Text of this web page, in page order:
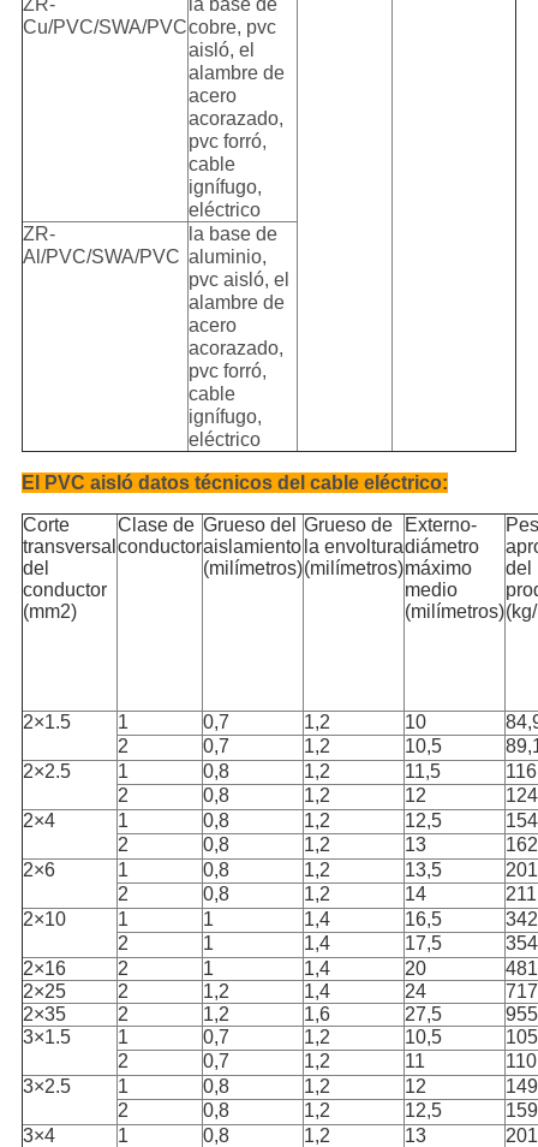
Cu/PVC/SWA/PVCcobre, pvc
aisló, el
alambre de
acero
acorazado,
pvc forró,
cable
ignífugo,
eléctrico
ZR-
Al/PVC/SWA/PVC
la base de
aluminio,
pvc aisló, el
alambre de
acero
acorazado,
pvc forró,
cable
ignífugo,
eléctrico
El PVC aisló datos técnicos del cable eléctrico:
Corte
transversal
del
conductor
(mm2)
Clase de
conductor
Grueso del
aislamiento
(milímetros)
Grueso de
la envoltura
(milímetros)
Externo-
diámetro
máximo
medio
(milímetros)
del
2×1.5 1 0,7 1,2 10
2
0,7 1,2 10,5
2×2.5
1 0,8 1,2 11,5
2
0,8 1,2 12
2×4
1 0,8 1,2 12,5
2
0,8 1,2 13
2×6
1 0,8 1,2 13,5
2
0,8 1,2 14
2×10
1 1 1,4 16,5
2
1 1,4 17,5
2×16
2 1 1,4 20
2×25
2 1,2 1,4 24
2×35
2 1,2 1,6 27,5
3×1.5
1 0,7 1,2 10,5
2
0,7 1,2 11
3×2.5
1 0,8 1,2 12
2
0,8 1,2 12,5
3×4
1 0,8 1,2 13